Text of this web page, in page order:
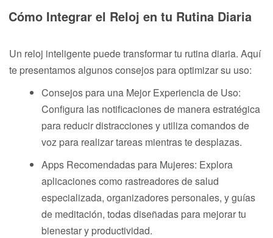
Cómo Integrar el Reloj en tu Rutina Diaria
Un reloj inteligente puede transformar tu rutina diaria. Aquí
te presentamos algunos consejos para optimizar su uso:
Consejos para una Mejor Experiencia de Uso:
Configura las notificaciones de manera estratégica
para reducir distracciones y utiliza comandos de
voz para realizar tareas mientras te desplazas.
Apps Recomendadas para Mujeres: Explora
aplicaciones como rastreadores de salud
especializada, organizadores personales, y guías
de meditación, todas diseñadas para mejorar tu
bienestar y productividad.